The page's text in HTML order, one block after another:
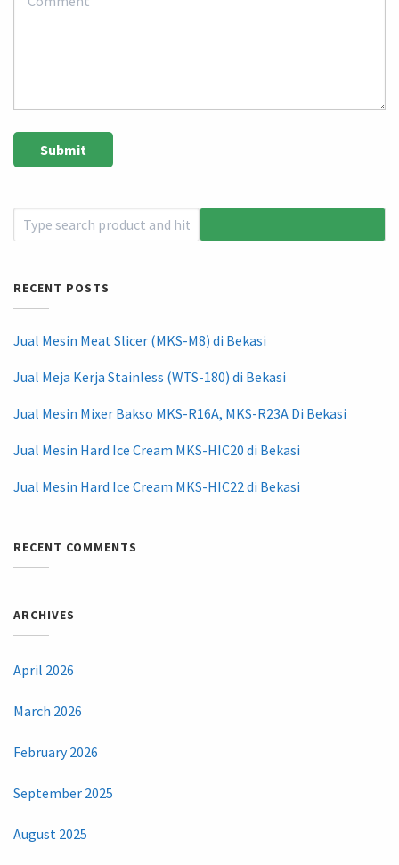
RECENT POSTS
Jual Mesin Meat Slicer (MKS-M8) di Bekasi
Jual Meja Kerja Stainless (WTS-180) di Bekasi
Jual Mesin Mixer Bakso MKS-R16A, MKS-R23A Di Bekasi
Jual Mesin Hard Ice Cream MKS-HIC20 di Bekasi
Jual Mesin Hard Ice Cream MKS-HIC22 di Bekasi
RECENT COMMENTS
ARCHIVES
April 2026
March 2026
February 2026
September 2025
August 2025